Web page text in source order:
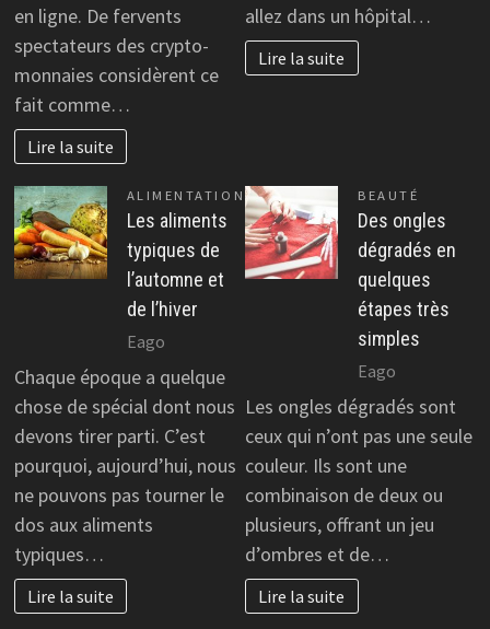
en ligne. De fervents
spectateurs des crypto-
monnaies considèrent ce
fait comme…
Lire la suite
allez dans un hôpital…
Lire la suite
ALIMENTATION
Les aliments
typiques de
l’automne et
de l’hiver
Eago
Chaque époque a quelque
chose de spécial dont nous
devons tirer parti. C’est
pourquoi, aujourd’hui, nous
ne pouvons pas tourner le
dos aux aliments
typiques…
Lire la suite
BEAUTÉ
Des ongles
dégradés en
quelques
étapes très
simples
Eago
Les ongles dégradés sont
ceux qui n’ont pas une seule
couleur. Ils sont une
combinaison de deux ou
plusieurs, offrant un jeu
d’ombres et de…
Lire la suite